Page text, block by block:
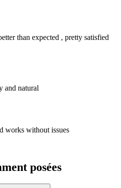
than expected , pretty satisfied
and natural
works without issues
posées